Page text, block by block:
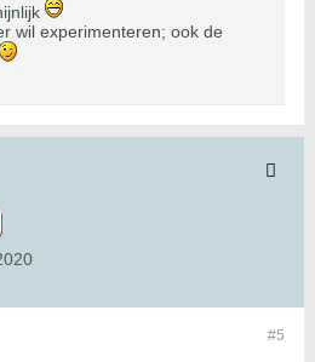
wil experimenteren; ook de
#5